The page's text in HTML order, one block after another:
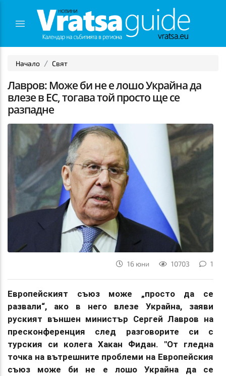
Начало Свят
Лавров: Може би не е лошо Украйна да
влезе в ЕС, тогава той просто ще се
разпадне
16 юни 10703 1
Европейският съюз може „просто да се
развали“, ако в него влезе Украйна, заяви
руският външен министър Сергей Лавров на
пресконференция след разговорите си с
турския си колега Хакан Фидан. "От гледна
точка на вътрешните проблеми на Европейския
съюз може би не е лошо Украйна да се